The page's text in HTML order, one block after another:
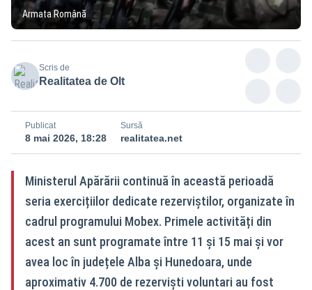
Armata Română
Scris de
Realitatea de Olt
Publicat
8 mai 2026, 18:28
Sursă
realitatea.net
Ministerul Apărării continuă în această perioadă
seria exercițiilor dedicate rezerviștilor, organizate în
cadrul programului Mobex. Primele activități din
acest an sunt programate între 11 și 15 mai și vor
avea loc în județele Alba și Hunedoara, unde
aproximativ 4.700 de rezerviști voluntari au fost